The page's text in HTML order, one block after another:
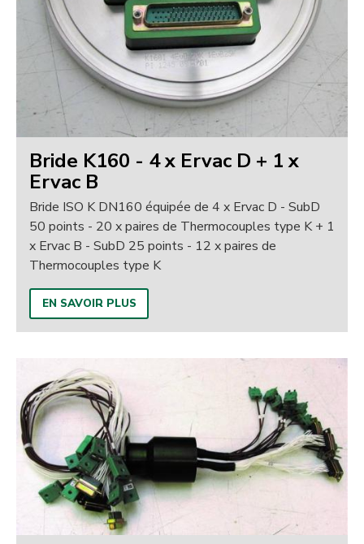
Bride K160 - 4 x Ervac D + 1 x
Ervac B
Bride ISO K DN160 équipée de 4 x Ervac D - SubD
50 points - 20 x paires de Thermocouples type K + 1
x Ervac B - SubD 25 points - 12 x paires de
Thermocouples type K
EN SAVOIR PLUS